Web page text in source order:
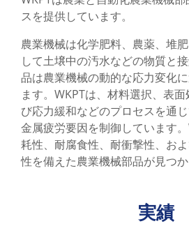
スを提供しています。
農業機械は化学肥料、農薬、堆
して土壌中の汚水などの物質と
品は農業機械の動的な応力変化
ます。WKPTは、材料選択、表
び応力緩和などのプロセスを通
金属疲労要因を制御しています
耗性、耐腐食性、耐衝撃性、お
性を備えた農業機械部品が見つか
実績
駆動プーリー / 工業用Vベル
ギアボックスカバー / トラ
カバー
動力伝達装置用 鋳鉄製ベア
ナー (軸受サポートカバー)
商用車部品
風力発電部品